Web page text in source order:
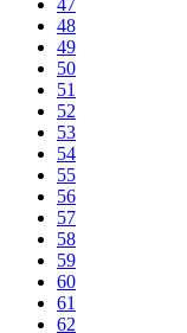
48
49
50
51
52
53
54
55
56
57
58
59
60
61
62